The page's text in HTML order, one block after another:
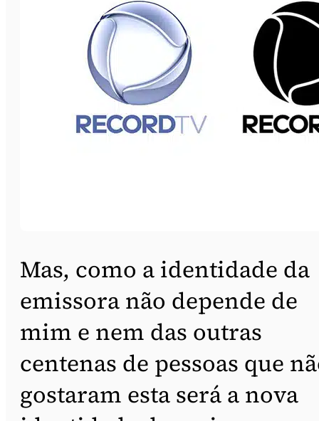
Mas, como a identidade da
emissora não depende de
mim e nem das outras
centenas de pessoas que
gostaram esta será a nova